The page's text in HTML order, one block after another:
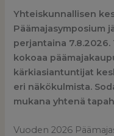
Yhteiskunnallisen
Päämajasymposium
perjantaina 7.8.2026.
kokoaa
kärkiasiantuntijat
eri näkökulmista.
mukana yhtenä
Vuoden 2026